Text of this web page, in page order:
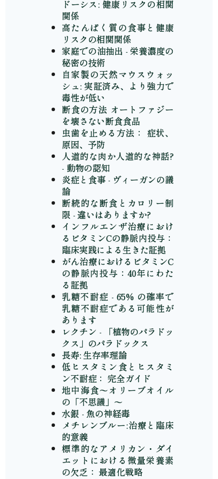
ドーシス: 健康リスクの相関
関係
高たんぱく質の食事と健康
リスクの相関関係
家庭での油抽出 - 栄養濃度の
秘密の技術
自家製の天然マウスウォッ
シュ: 実証済み、より強力で
毒性が低い
断食の方法 オートファジー
を壊さない断食食品
虫歯を止める方法： 症状、
原因、予防
人道的な肉か人道的な神話?
- 動物の認知
炎症と食事 - ヴィーガンの議
論
断続的な断食とカロリー制
限 - 違いはありますか?
インフルエンザ治療におけ
るビタミンCの静脈内投与：
臨床実践による生きた証拠
がん治療におけるビタミンC
の静脈内投与：40年にわた
る証拠
乳糖不耐症 - 65% の確率で
乳糖不耐症である可能性が
あります
レクチン - 「植物のパラドッ
クス」のパラドックス
長寿: 生存率理論
低ヒスタミン食とヒスタミ
ン不耐症： 完全ガイド
地中海食～オリーブオイル
の「不思議」～
水銀 - 魚の神経毒
メチレンブルー:治療と臨床
的意義
標準的なアメリカン・ダイ
エットにおける微量栄養素
の欠乏： 最適化戦略